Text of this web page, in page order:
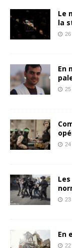
Le
la
26
En
25
24
23
En
22